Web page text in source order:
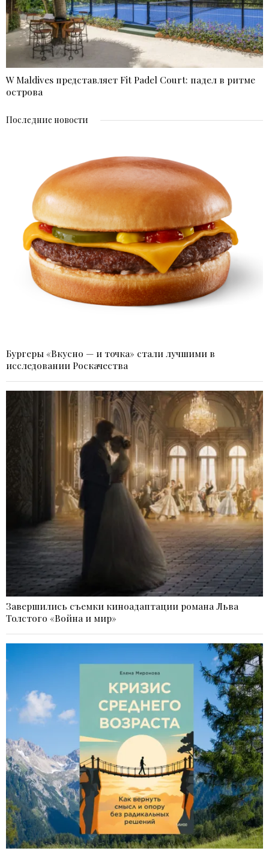
W Maldives представляет Fit Padel Court: падел в ритме
острова
Последние новости
Бургеры «Вкусно — и точка» стали лучшими в
исследовании Роскачества
Завершились съемки киноадаптации романа Льва
Толстого «Война и мир»